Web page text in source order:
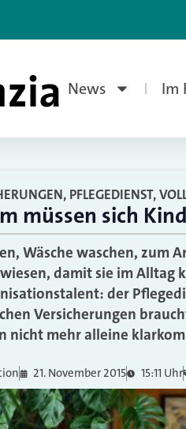
News Im
PFLEGEDIENST,
müssen sich
Wäsche waschen, zum
damit sie im Alltag
der
Versicherungen
nicht mehr alleine
21. November 2015 15:11 Uhr